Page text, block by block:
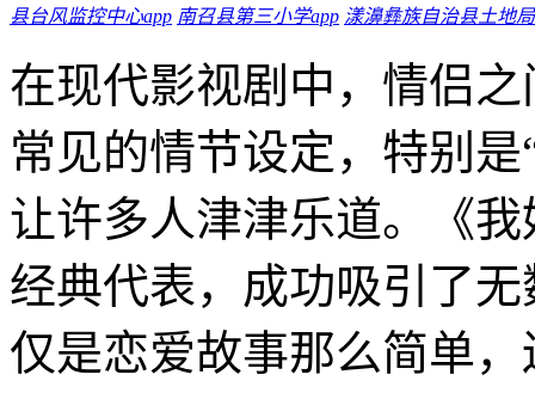
县台风监控中心app 南召县第三小学app 漾濞彝族自治县土地
在现代影视剧中，情侣
常见的情节设定，特别
让许多人津津乐道。《
经典代表，成功吸引了
仅是恋爱故事那么简单